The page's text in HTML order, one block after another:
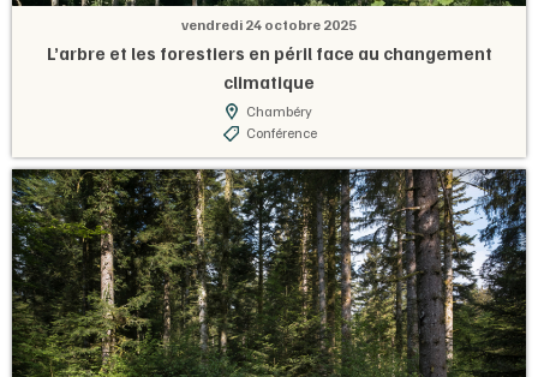
vendredi 24 octobre 2025
L’arbre et les forestiers en péril face au changement
climatique
Chambéry
Conférence